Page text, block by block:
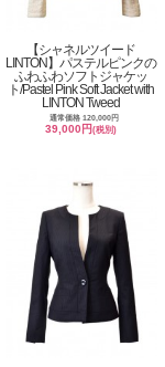
【シャネルツイード
LINTON】パステルピンクの
ふわふわソフトジャケッ
ト/Pastel Pink Soft Jacket with
LINTON Tweed
通常価格 120,000円
39,000円(税別)